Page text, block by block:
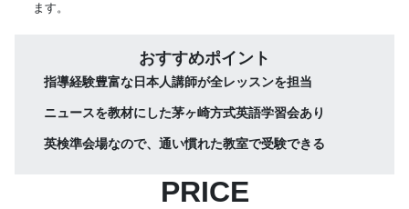
ます。
おすすめポイント
指導経験豊富な日本人講師が全レッスンを担当
ニュースを教材にした茅ヶ崎方式英語学習会あり
英検準会場なので、通い慣れた教室で受験できる
PRICE